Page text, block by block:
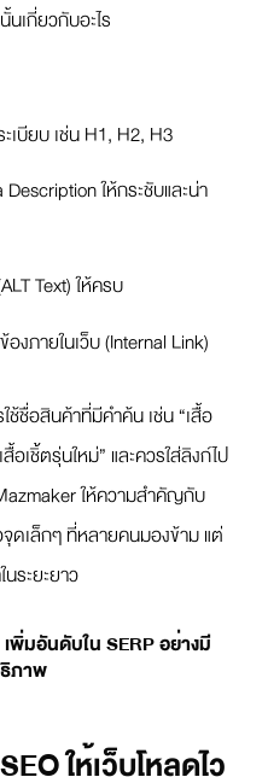
เกี่ยวกับอะไร
เบียบ เช่น H1, H2, H3
ให้กระชับและน่า
Text) ให้ครบ
งภายในเว็บ (Internal Link)
ชื่อสินค้าที่มีคำค้น เช่น “เสื้อ
อเชิ้ตรุ่นใหม่” และควรใส่ลิงก์ไป
ให้ความสำคัญกับ
ดเล็กๆ ที่หลายคนมองข้าม แต่
ระยะยาว
พิ่มอันดับใน SERP อย่างมี
ภาพ
ให้เว็บโหลดไว